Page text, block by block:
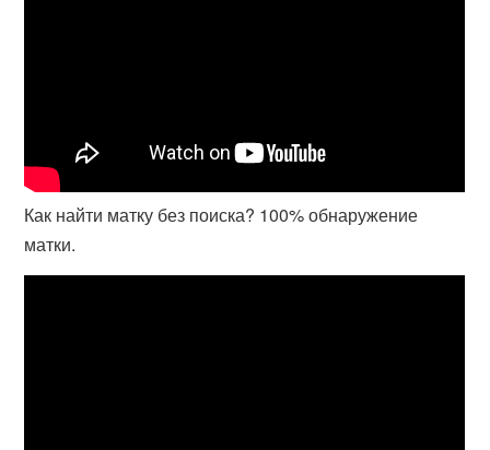
Как найти матку без поиска? 100% обнаружение
матки.